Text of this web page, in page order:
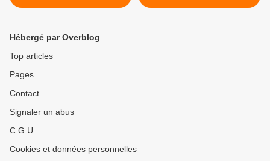
PENG
Hébergé par Overblog
Top articles
Pages
Contact
Signaler un abus
C.G.U.
Cookies et données personnelles